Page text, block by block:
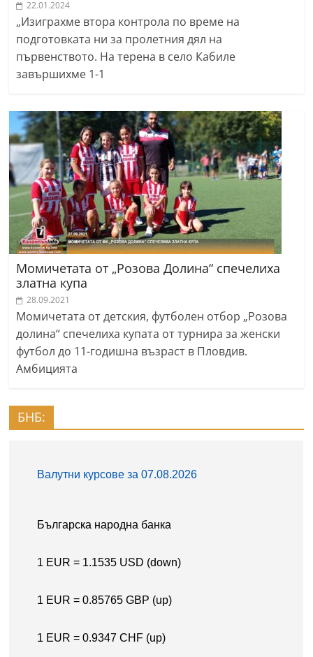
22.01.2024
„Изиграхме втора контрола по време на
подготовката ни за пролетния дял на
първенството. На терена в село Кабиле
завършихме 1-1
Момичетата от „Розова Долина“ спечелиха
златна купа
28.09.2021
Момичетата от детския, футболен отбор „Розова
долина“ спечелиха купата от турнира за женски
футбол до 11-годишна възраст в Пловдив.
Амбицията
БНБ: